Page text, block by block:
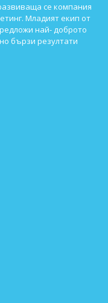
се компания
Младият екип от
най- доброто
бързи резултати